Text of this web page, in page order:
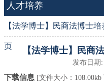
人才培养
【法学博士】民商法博士
页 【法学博士】民商
发布日期:
下载信息 [文件大小： 108.00kb